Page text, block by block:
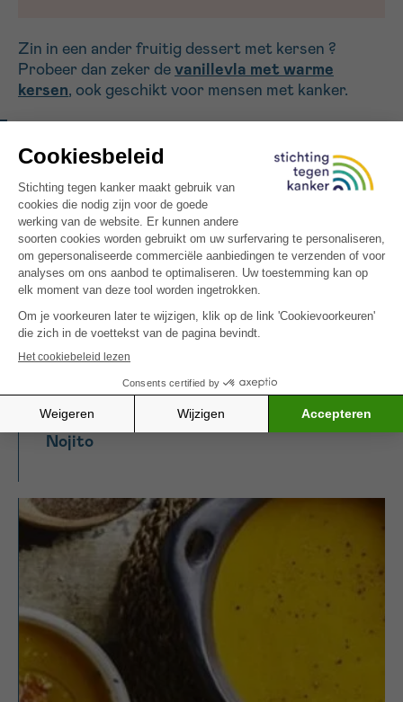
Zin in een ander fruitig dessert met kersen ?
Probeer dan zeker de vanillevla met warme
kersen, ook geschikt voor mensen met kanker.
Nojito